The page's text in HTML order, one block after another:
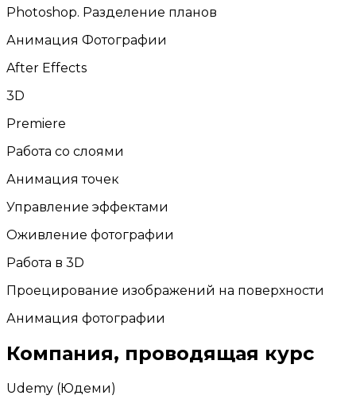
Photoshop. Разделение планов
Анимация Фотографии
After Effects
3D
Premiere
Работа со слоями
Анимация точек
Управление эффектами
Оживление фотографии
Работа в 3D
Проецирование изображений на поверхности
Анимация фотографии
Компания, проводящая курс
Udemy (Юдеми)